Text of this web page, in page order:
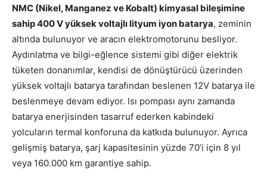
NMC (Nikel, Manganez ve Kobalt) kimyasal bileşimine
sahip 400 V yüksek voltajlı lityum iyon batarya, zeminin
altında bulunuyor ve aracın elektromotorunu besliyor.
Aydınlatma ve bilgi-eğlence sistemi gibi diğer elektrik
tüketen donanımlar, kendisi de dönüştürücü üzerinden
yüksek voltajlı batarya tarafından beslenen 12V batarya ile
beslenmeye devam ediyor. Isı pompası aynı zamanda
batarya enerjisinden tasarruf ederken kabindeki
yolcuların termal konforuna da katkıda bulunuyor. Ayrıca
gelişmiş batarya, şarj kapasitesinin yüzde 70’i için 8 yıl
veya 160.000 km garantiye sahip.